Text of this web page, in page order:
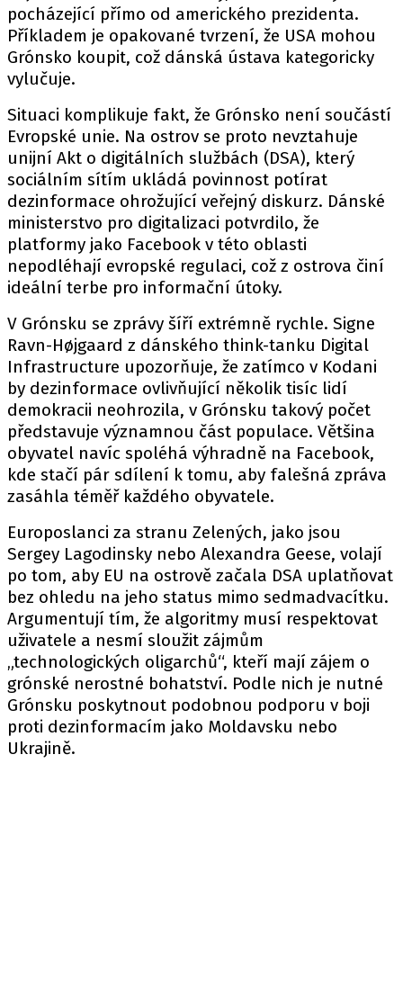
pocházející přímo od amerického prezidenta.
Příkladem je opakované tvrzení, že USA mohou
Grónsko koupit, což dánská ústava kategoricky
vylučuje.
Situaci komplikuje fakt, že Grónsko není součástí
Evropské unie. Na ostrov se proto nevztahuje
unijní Akt o digitálních službách (DSA), který
sociálním sítím ukládá povinnost potírat
dezinformace ohrožující veřejný diskurz. Dánské
ministerstvo pro digitalizaci potvrdilo, že
platformy jako Facebook v této oblasti
nepodléhají evropské regulaci, což z ostrova činí
ideální terbe pro informační útoky.
V Grónsku se zprávy šíří extrémně rychle. Signe
Ravn-Højgaard z dánského think-tanku Digital
Infrastructure upozorňuje, že zatímco v Kodani
by dezinformace ovlivňující několik tisíc lidí
demokracii neohrozila, v Grónsku takový počet
představuje významnou část populace. Většina
obyvatel navíc spoléhá výhradně na Facebook,
kde stačí pár sdílení k tomu, aby falešná zpráva
zasáhla téměř každého obyvatele.
Europoslanci za stranu Zelených, jako jsou
Sergey Lagodinsky nebo Alexandra Geese, volají
po tom, aby EU na ostrově začala DSA uplatňovat
bez ohledu na jeho status mimo sedmadvacítku.
Argumentují tím, že algoritmy musí respektovat
uživatele a nesmí sloužit zájmům
„technologických oligarchů“, kteří mají zájem o
grónské nerostné bohatství. Podle nich je nutné
Grónsku poskytnout podobnou podporu v boji
proti dezinformacím jako Moldavsku nebo
Ukrajině.